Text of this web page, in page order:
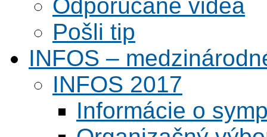
Odporúčané videá
Pošli tip
INFOS –
INFOS 2017
Informácie o